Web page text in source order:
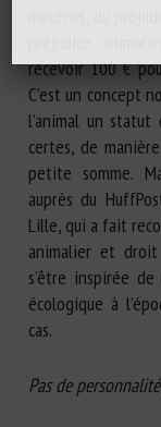
matériel, du
recevoir 100 €
C’est un concept
l’animal un
certes, de
petite somme.
auprès du
Lille, qui a fait
animalier et droit
s’être inspirée
écologique à
cas.
Pas de